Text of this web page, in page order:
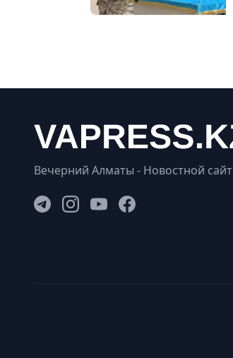
Вечерний Алматы - Новостной сайт